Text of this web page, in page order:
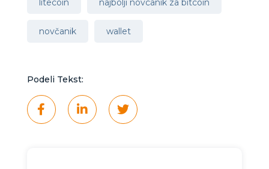
litecoin najbolji novcanik za bitcoin
novčanik wallet
Podeli Tekst: